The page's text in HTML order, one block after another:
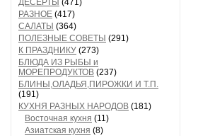
ДЕСЕРТЫ (471)
РАЗНОЕ (417)
САЛАТЫ (364)
ПОЛЕЗНЫЕ СОВЕТЫ (291)
К ПРАЗДНИКУ (273)
БЛЮДА ИЗ РЫБЫ и
МОРЕПРОДУКТОВ (237)
БЛИНЫ,ОЛАДЬЯ,ПИРОЖКИ И Т.П.
(191)
КУХНЯ РАЗНЫХ НАРОДОВ (181)
Восточная кухня (11)
Азиатская кухня (8)